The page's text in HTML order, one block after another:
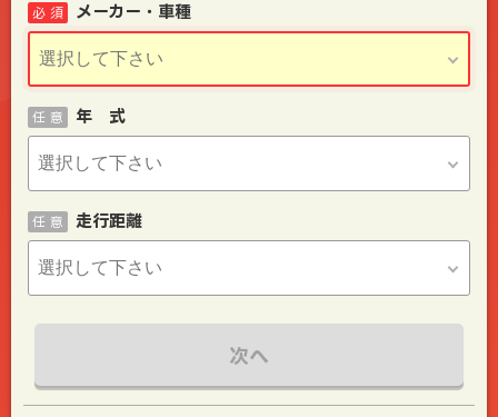
メーカー・車種
必 須
年 式
任 意
走行距離
任 意
次へ